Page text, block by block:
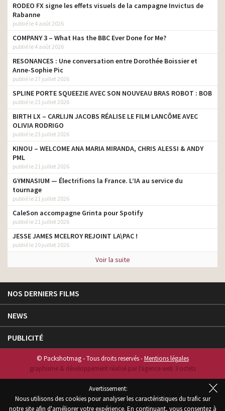
RODEO FX signe les effets visuels de la campagne Invictus de
Rabanne
publié le 4 août 2026
COMPANY 3 – What Has the BBC Ever Done for Me?
publié le 4 août 2026
RESONANCES : Une conversation entre Dorothée Boissier et
Anne-Sophie Pic
publié le 27 juillet 2026
SPLINE PORTE SQUEEZIE AVEC SON NOUVEAU BRAS ROBOT : BOB
publié le 23 juillet 2026
BIRTH LX – CARLIJN JACOBS RÉALISE LE FILM LANCÔME AVEC
OLIVIA RODRIGO
publié le 23 juillet 2026
KINOU – WELCOME ANA MARIA MIRANDA, CHRIS ALESSI & ANDY
PML
publié le 21 juillet 2026
GYMNASIUM — Électrifions la France. L’IA au service du
tournage
publié le 21 juillet 2026
CaleSon accompagne Grinta pour Spotify
publié le 21 juillet 2026
JESSE JAMES MCELROY REJOINT LA\PAC !
publié le 20 juillet 2026
Voir la suite
NOS DERNIERS FILMS
NEWS
PUBLICITÉ
© Packshotmag - Tous droits reservés -Mentions légales
graphisme & développement réalisé par l‘agence web 3 octets
Avertissement:
Nous utilisons des cookies pour analyser les caractéristiques du trafic sur
notre site afin d'améliorer votre expérience. En continuant, vous consentez à